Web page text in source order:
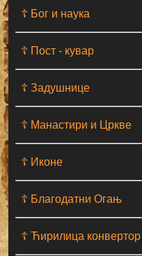
☦ Бог и наука
☦ Пост - кувар
☦ Задушнице
☦ Манастири и Цркве
☦ Иконе
☦ Благодатни Огањ
☦ Ћирилица конвертор